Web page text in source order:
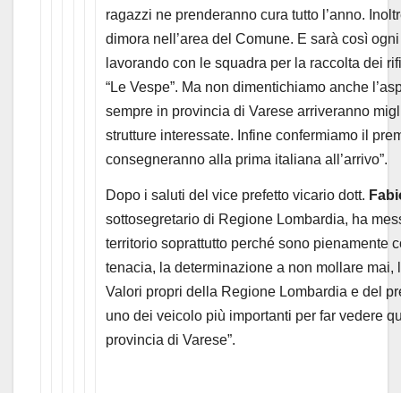
ragazzi ne prenderanno cura tutto l’anno.
dimora nell’area del Comune. E sarà così
lavorando con le squadra per la raccolta dei
“Le Vespe”. Ma non dimentichiamo anche
sempre in provincia di Varese arriveranno
strutture interessate. Infine confermiamo il
consegneranno alla prima italiana all’arrivo”.
Dopo i saluti del vice prefetto vicario dott.
sottosegretario di Regione Lombardia, ha
territorio soprattutto perché sono pienamente
tenacia, la determinazione a non mollare
Valori propri della Regione Lombardia e del
uno dei veicolo più importanti per far vedere
provincia di Varese”.